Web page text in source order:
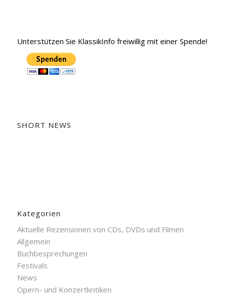
Unterstützen Sie KlassikInfo freiwillig mit einer Spende!
SHORT NEWS
Kategorien
Aktuelle Rezensionen von CDs, DVDs und Filmen
Allgemein
Buchbesprechungen
Festivals
News
Opern- und Konzertkritiken